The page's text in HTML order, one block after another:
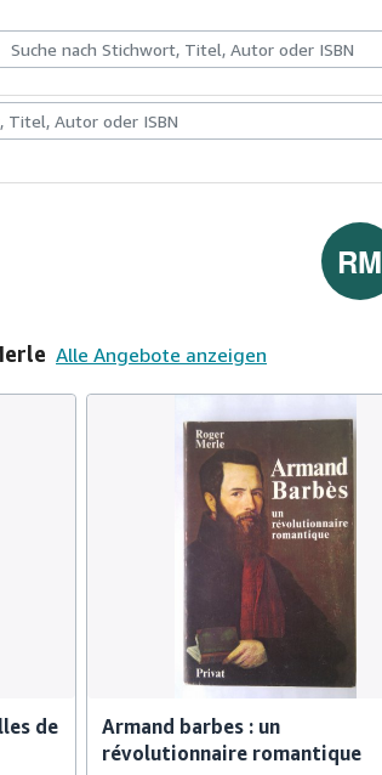
BücherKunst & Sammlerstücke
RM
Alle Angebote anzeigen
de
Armand barbes : un
révolutionnaire romantique